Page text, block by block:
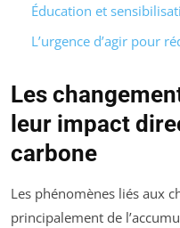
Éducation et
L’urgence d’agir pour
Les
leur impact
carbone
Les phénomènes liés aux
principalement de